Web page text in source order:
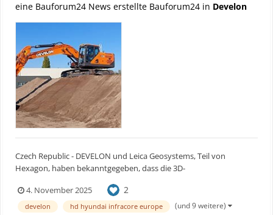
eine Bauforum24 News erstellte Bauforum24 in Develon
Czech Republic - DEVELON und Leica Geosystems, Teil von
Hexagon, haben bekanntgegeben, dass die 3D-
alle Raupenbagger der DEVELON 9-Serie erhältlich ist. Das
fortschrittliche System ist das Ergebnis kontinuierlicher
4. November 2025 2
develon hd hyundai infracore europe (und 9 weitere)